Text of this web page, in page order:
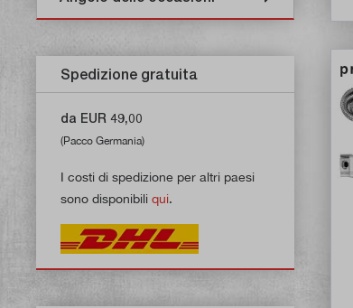
Spedizione gratuita
da EUR 49,00
(Pacco Germania)
I costi di spedizione per altri paesi
sono disponibili qui.